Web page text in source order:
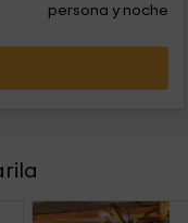
persona y noche